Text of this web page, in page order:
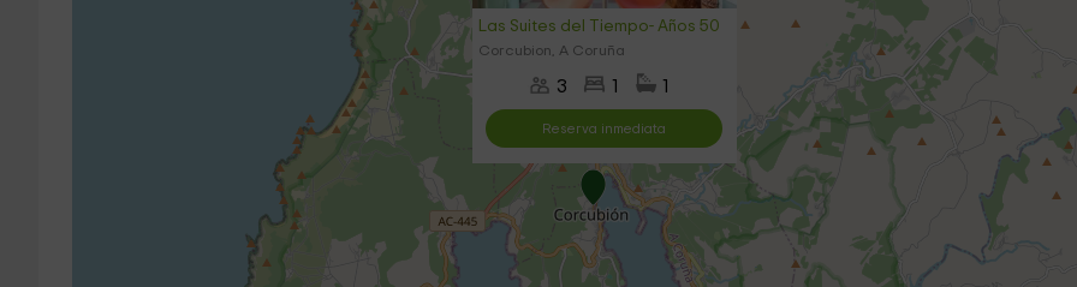
Las Suites del Tiempo- Años 50
Corcubion, A Coruña
3
Reserva inmediata